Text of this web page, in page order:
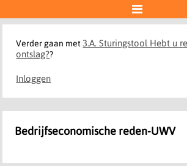

Verder gaan met 3.A. Sturingstool Hebt u
ontslag??
Inloggen
Bedrijfseconomische reden-UWV